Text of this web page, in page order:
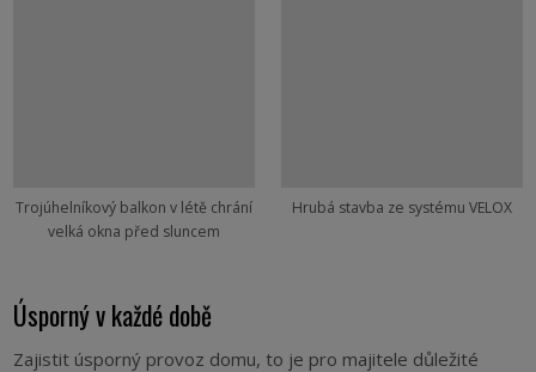
Trojúhelníkový balkon v létě chrání
velká okna před sluncem
Hrubá stavba ze systému VELOX
Úsporný v každé době
Zajistit úsporný provoz domu, to je pro majitele důležité